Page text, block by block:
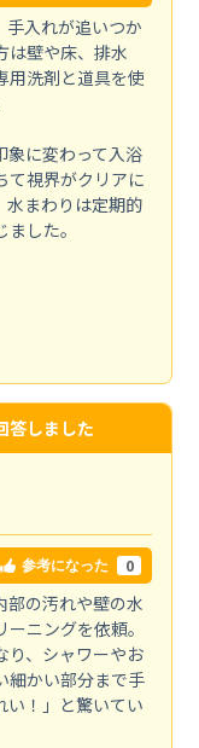
手入れが追いつか
は壁や床、排水
用洗剤と道具を使
象に変わって入浴
て視界がクリアに
水まわりは定期的
した。
答しました
参考になった 0
部の汚れや壁の水
ニングを依頼。
り、シャワーやお
細かい部分まで手
い！」と驚いてい